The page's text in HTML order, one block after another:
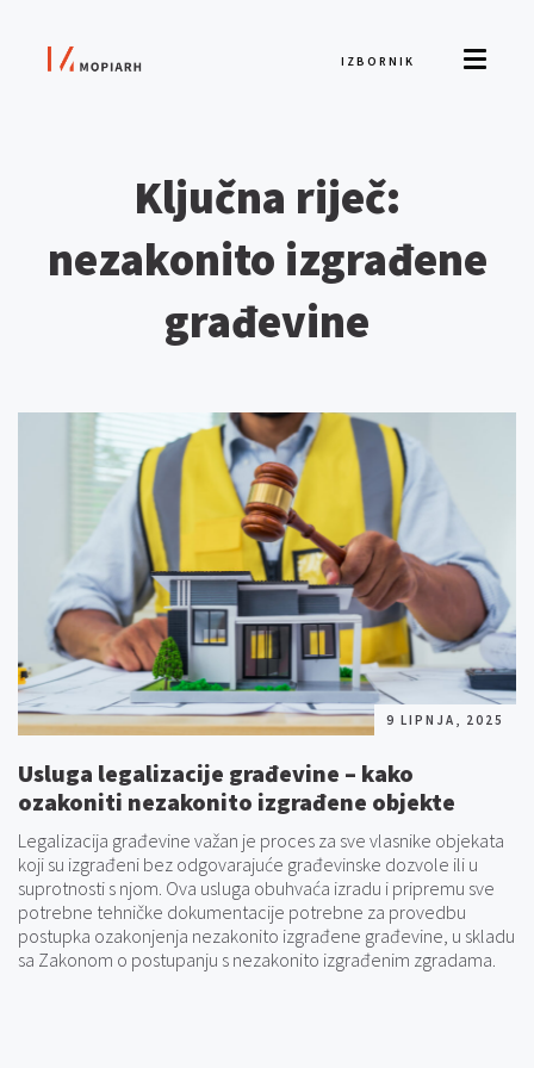
IZBORNIK
Ključna riječ:
nezakonito izgrađene
građevine
9 LIPNJA, 2025
Usluga legalizacije građevine – kako
ozakoniti nezakonito izgrađene objekte
Legalizacija građevine važan je proces za sve vlasnike objekata
koji su izgrađeni bez odgovarajuće građevinske dozvole ili u
suprotnosti s njom. Ova usluga obuhvaća izradu i pripremu sve
potrebne tehničke dokumentacije potrebne za provedbu
postupka ozakonjenja nezakonito izgrađene građevine, u skladu
sa Zakonom o postupanju s nezakonito izgrađenim zgradama.